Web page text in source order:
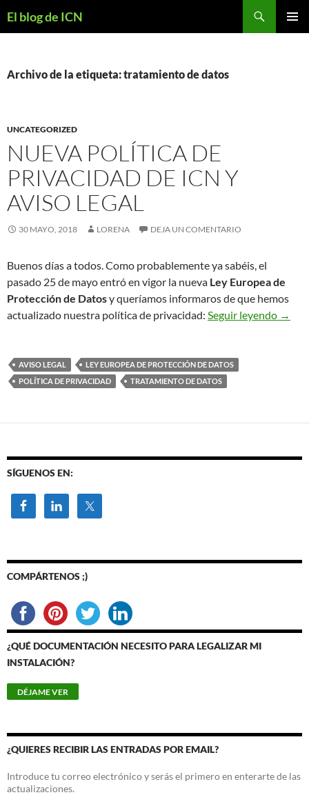
El blog de ICN
Archivo de la etiqueta: tratamiento de datos
UNCATEGORIZED
NUEVA POLÍTICA DE
PRIVACIDAD DE ICN Y
AVISO LEGAL
30 MAYO, 2018 LORENA DEJA UN COMENTARIO
Buenos días a todos. Como probablemente ya sabéis, el
pasado 25 de mayo entró en vigor la nueva Ley Europea de
Protección de Datosy queríamos informaros de que hemos
actualizado nuestra política de privacidad: Seguir leyendo →
AVISO LEGAL
LEY EUROPEA DE PROTECCIÓN DE DATOS
POLÍTICA DE PRIVACIDAD
TRATAMIENTO DE DATOS
SÍGUENOS EN:
COMPÁRTENOS ;)
¿QUÉ DOCUMENTACIÓN NECESITO PARA LEGALIZAR MI
INSTALACIÓN?
¿QUIERES RECIBIR LAS ENTRADAS POR EMAIL?
Introduce tu correo electrónico y serás el primero en enterarte de las
actualizaciones.